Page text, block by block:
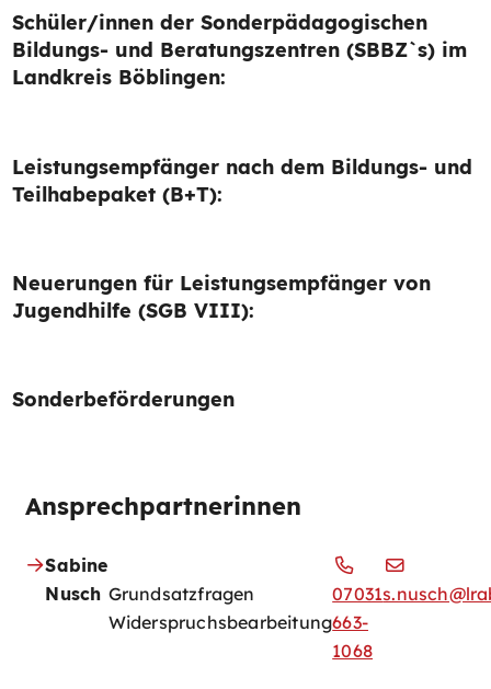
Schüler/innen der Sonderpädagogischen
Bildungs- und Beratungszentren (SBBZ`s) im
Landkreis Böblingen:
Leistungsempfänger nach dem Bildungs- und
Teilhabepaket (B+T):
Neuerungen für Leistungsempfänger von
Jugendhilfe (SGB VIII):
Sonderbeförderungen
Ansprechpartnerinnen
Sabine
Nusch Grundsatzfragen
Widerspruchsbearbeitung
07031
663-
1068